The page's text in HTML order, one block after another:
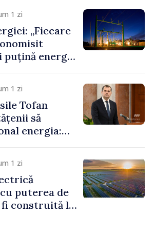
mai mici la
1 zi
„Fiecare
puțină energie
1 zi
Tofan
să
energia:
1 zi
puterea de
fi construită la